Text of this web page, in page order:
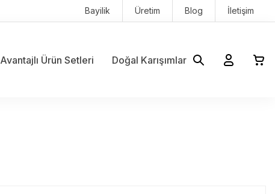
Bayilik Üretim Blog İletişim
Avantajlı Ürün Setleri Doğal Karışımlar